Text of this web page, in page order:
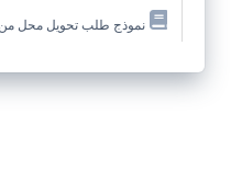
نموذج طلب تحويل محل